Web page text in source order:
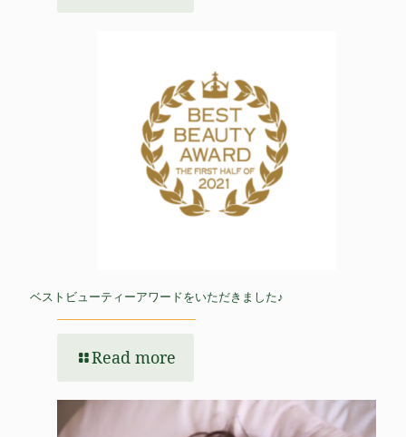
ベストビューティーアワードをいただきました♪
Read more